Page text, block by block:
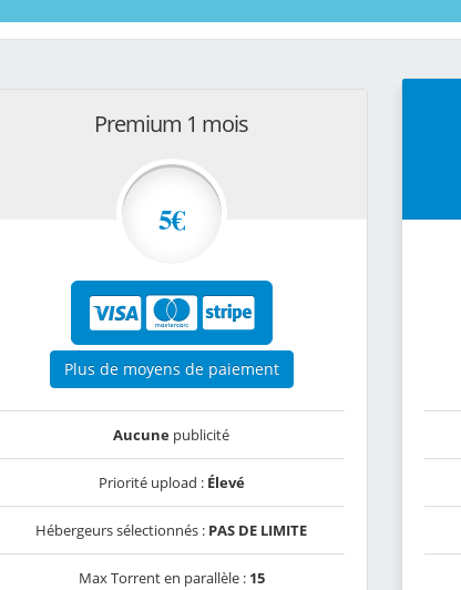
Premium 1 mois
5€
Plus de moyens de paiement
Aucune publicité
Priorité upload : Élevé
Hébergeurs sélectionnés : PAS DE LIMITE
Max Torrent en parallèle : 15